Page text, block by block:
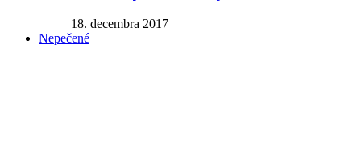
18. decembra 2017
Nepečené